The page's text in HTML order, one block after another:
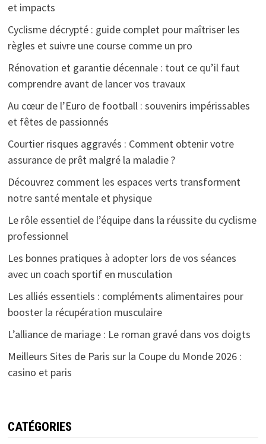
et impacts
Cyclisme décrypté : guide complet pour maîtriser les
règles et suivre une course comme un pro
Rénovation et garantie décennale : tout ce qu’il faut
comprendre avant de lancer vos travaux
Au cœur de l’Euro de football : souvenirs impérissables
et fêtes de passionnés
Courtier risques aggravés : Comment obtenir votre
assurance de prêt malgré la maladie ?
Découvrez comment les espaces verts transforment
notre santé mentale et physique
Le rôle essentiel de l’équipe dans la réussite du cyclisme
professionnel
Les bonnes pratiques à adopter lors de vos séances
avec un coach sportif en musculation
Les alliés essentiels : compléments alimentaires pour
booster la récupération musculaire
L’alliance de mariage : Le roman gravé dans vos doigts
Meilleurs Sites de Paris sur la Coupe du Monde 2026 :
casino et paris
CATÉGORIES